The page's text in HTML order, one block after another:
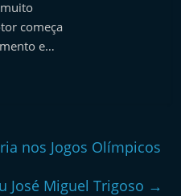
começa
e…
nos Jogos Olímpicos
José Miguel Trigoso →